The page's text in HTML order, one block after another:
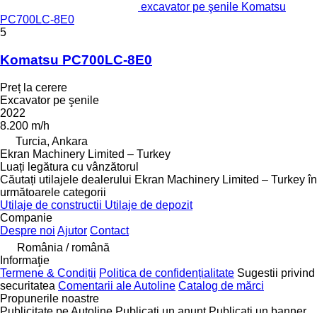
excavator pe şenile Komatsu
PC700LC-8E0
5
Komatsu PC700LC-8E0
Preț la cerere
Excavator pe şenile
2022
8.200 m/h
Turcia, Ankara
Ekran Machinery Limited – Turkey
Luați legătura cu vânzătorul
Căutați utilajele dealerului Ekran Machinery Limited – Turkey în
următoarele categorii
Utilaje de constructii Utilaje de depozit
Companie
Despre noi Ajutor Contact
România / română
Informaţie
Termene & Condiții Politica de confidențialitate Sugestii privind
securitatea Comentarii ale Autoline Catalog de mărcі
Propunerile noastre